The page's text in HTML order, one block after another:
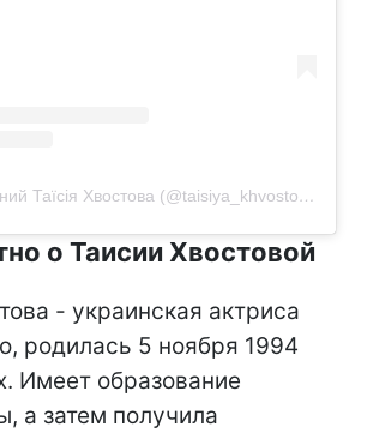
Допис, поширений Таїсія Хвостова (@taisiya_khvostova)
о Таисии Хвостовой
- украинская актриса
родилась 5 ноября 1994
Имеет образование
а затем получила